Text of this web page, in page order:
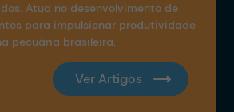
Atua no desenvolvimento de
para impulsionar produtividade
pecuária brasileira.